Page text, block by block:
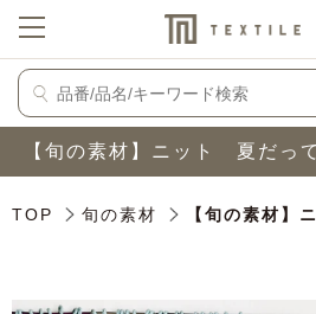
【旬の素材】ニット 夏だっ
TOP 旬の素材 【旬の素材】